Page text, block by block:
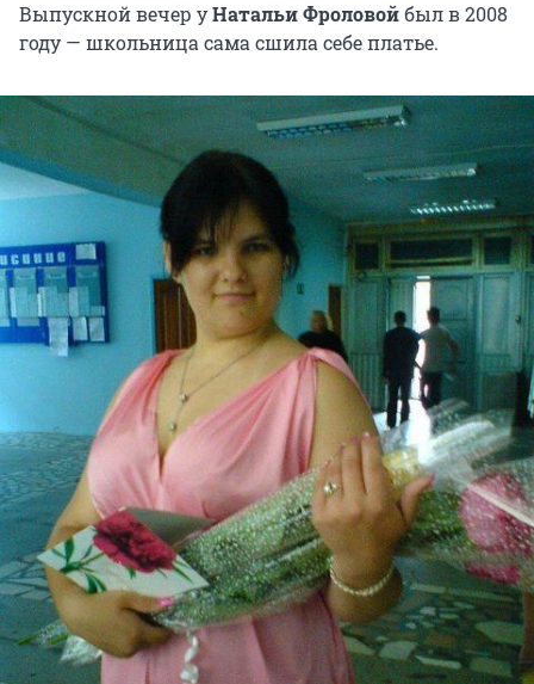
Выпускной вечер уНатальи Фроловойбыл в 2008
году — школьница сама сшила себе платье.